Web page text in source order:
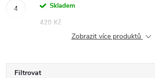
Skladem
420 Kč
Zobrazit více produktů
Filtrovat